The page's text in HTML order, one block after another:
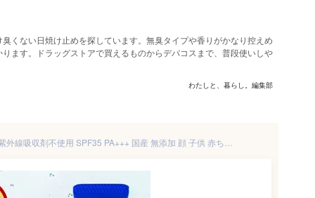
くない日焼け止めを探しています。無臭タイプや香りがかなり控えめ
ます。ドラッグストアで買えるものからデパコスまで、普段使いしや
わたしと、暮らし。編集部